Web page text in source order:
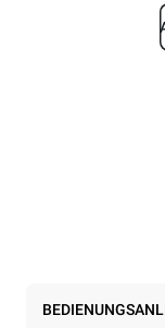
6